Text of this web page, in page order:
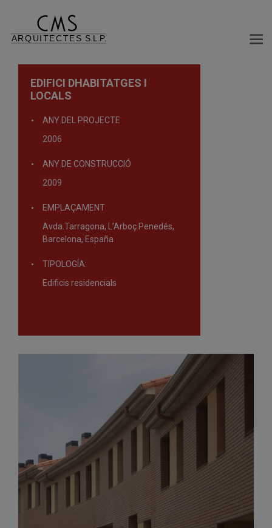
EDIFICI DHABITATGES I
LOCALS
ANY DEL PROJECTE
2006
ANY DE CONSTRUCCIÓ
2009
EMPLAÇAMENT
Avda.Tarragona, L’Arboç Penedés,
Barcelona, España
TIPOLOGÍA:
Edificis residencials